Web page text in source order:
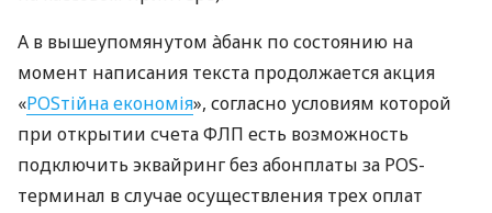
А в вышеупомянутом àбанк по состоянию на
момент написания текста продолжается акция
«POSтійна економія», согласно условиям которой
при открытии счета ФЛП есть возможность
подключить эквайринг без абонплаты за POS-
терминал в случае осуществления трех оплат